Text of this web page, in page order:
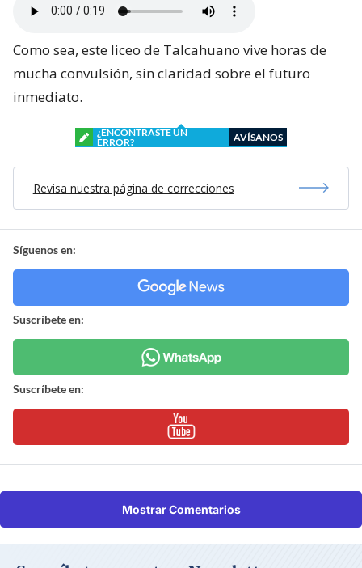
Como sea, este liceo de Talcahuano vive horas de
mucha convulsión, sin claridad sobre el futuro
inmediato.
¿ENCONTRASTE UN
ERROR?
AVÍSANOS
Revisa nuestra página de correcciones
Síguenos en:
Suscríbete en:
Suscríbete en:
Mostrar Comentarios